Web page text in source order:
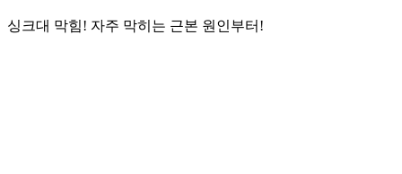
싱크대 막힘! 자주 막히는 근본 원인부터!